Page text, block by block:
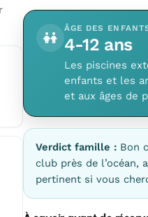
ÂGE DES
4-12 ans
Les piscines
enfants et les
et aux âges de
Verdict famille : Bon
club près de l’océan,
pertinent si vous